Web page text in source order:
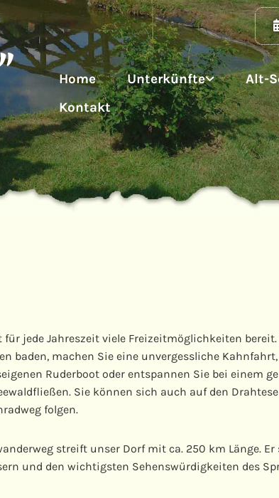
Home Unterkünfte Alt-
Kontakt
für jede Jahreszeit viele Freizeitmöglichkeiten bereit.
baden, machen Sie eine unvergessliche
Ruderboot oder entspannen Sie bei einem
Sie können sich auch auf den
folgen.
streift unser Dorf mit ca. 250 km Länge.
und den wichtigsten Sehenswürdigkeiten des